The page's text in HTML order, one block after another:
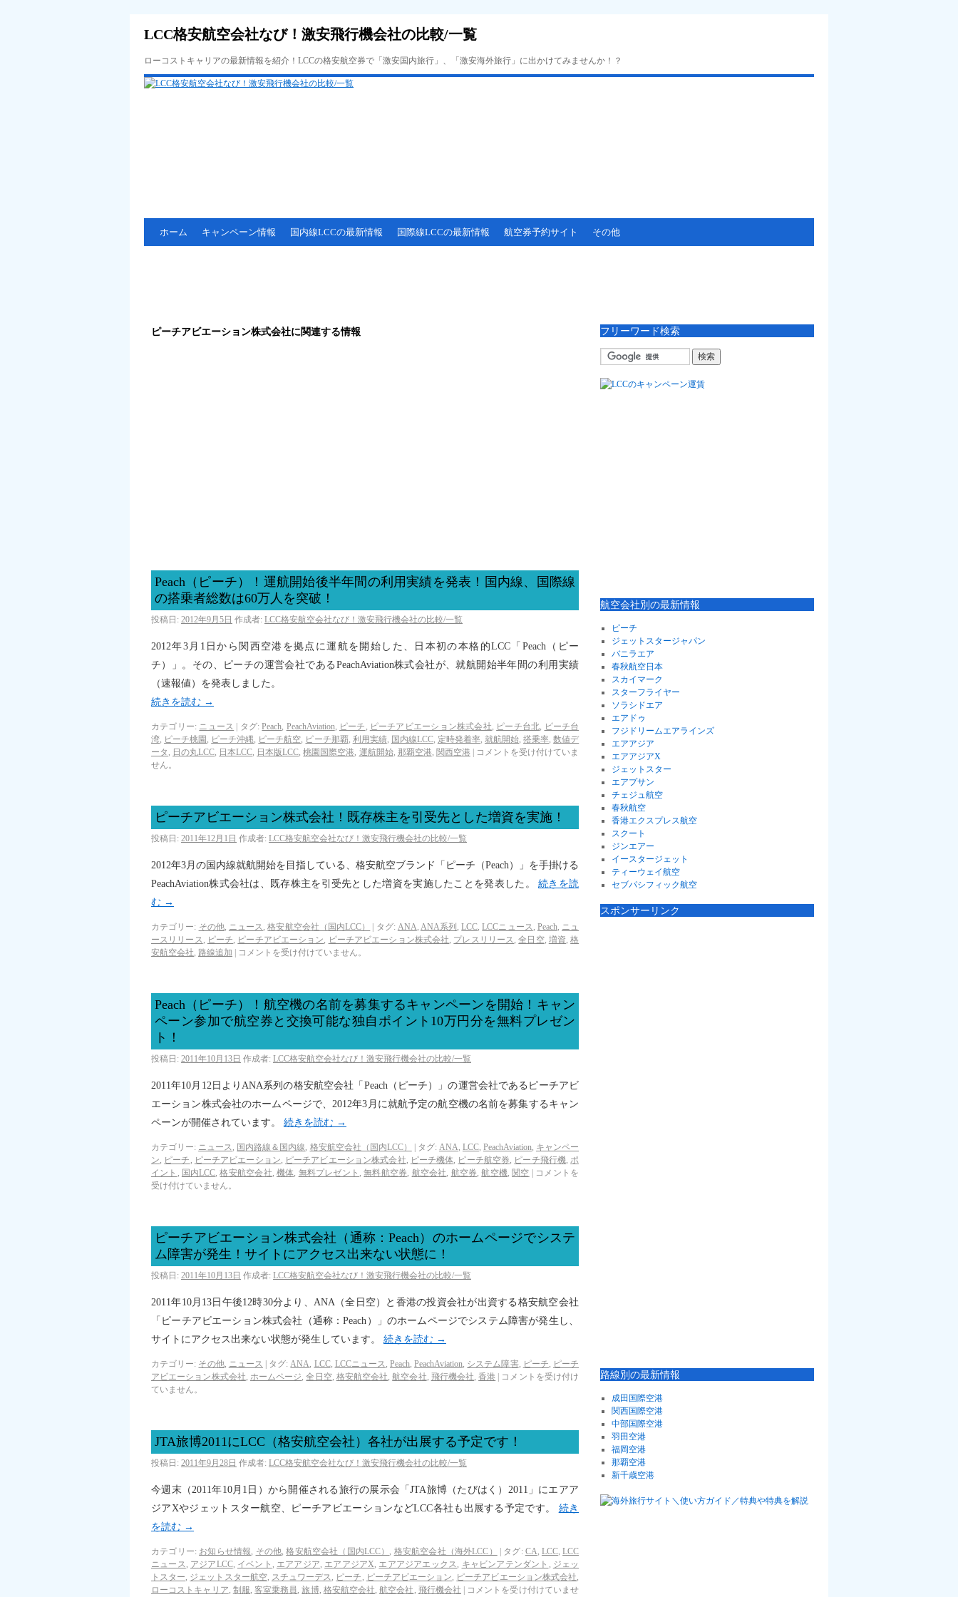
LCC格安航空会社なび！激安飛行機会社の比較/一覧
ローコストキャリアの最新情報を紹介！LCCの格安航空券で「激安国内旅行」、「激安海外旅行」に出かけてみませんか！？
ホーム キャンペーン情報 国内線LCCの最新情報 国際線LCCの最新情報 航空券予約サイト その他
ピーチアビエーション株式会社に関連する情報
Peach（ピーチ）！運航開始後半年間の利用実績を発表！国内線、国際線
の搭乗者総数は60万人を突破！
投稿日: 2012年9月5日 作成者: LCC格安航空会社なび！激安飛行機会社の比較/一覧
2012年3月1日から関西空港を拠点に運航を開始した、日本初の本格的LCC「Peach（ピー
チ）」。その、ピーチの運営会社であるPeachAviation株式会社が、就航開始半年間の利用実績
（速報値）を発表しました。
続きを読む →
カテゴリー: ニュース タグ: Peach, PeachAviation, ピーチ , ピーチアビエーション株式会社, ピーチ台北, ピーチ台
湾, ピーチ桃園 , ピーチ沖縄, ピーチ航空, ピーチ那覇, 利用実績, 国内線LCC, 定時発着率, 就航開始,搭乗率,数値デ
ータ , 日の丸LCC, 日本LCC, 日本版LCC,桃園国際空港, 運航開始, 那覇空港, 関西空港
コメントを受け付けていま
せん。
ピーチアビエーション株式会社！既存株主を引受先とした増資を実施！
投稿日: 2011年12月1日 作成者: LCC格安航空会社なび！激安飛行機会社の比較/一覧
2012年3月の国内線就航開始を目指している、格安航空ブランド「ピーチ（Peach）」を手掛ける
PeachAviation株式会社は、既存株主を引受先とした増資を実施したことを発表した。続きを読
む →
カテゴリー: その他, ニュース,格安航空会社（国内LCC） タグ: ANA, ANA系列 ,LCC,LCCニュース, Peach, ニュ
ースリリース, ピーチ, ピーチアビエーション, ピーチアビエーション株式会社, プレスリリース,全日空, 増資,格
安航空会社, 路線追加 コメントを受け付けていません。
Peach（ピーチ）！航空機の名前を募集するキャンペーンを開始！キャン
ペーン参加で航空券と交換可能な独自ポイント10万円分を無料プレゼン
ト！
投稿日: 2011年10月13日 作成者: LCC格安航空会社なび！激安飛行機会社の比較/一覧
2011年10月12日よりANA系列の格安航空会社「Peach（ピーチ）」の運営会社であるピーチアビ
エーション株式会社のホームページで、2012年3月に就航予定の航空機の名前を募集するキャン
ペーンが開催されています。 続きを読む →
カテゴリー: ニュース, 国内路線＆国内線, 格安航空会社（国内LCC） タグ: ANA, LCC, PeachAviation, キャンペー
ン, ピーチ , ピーチアビエーション, ピーチアビエーション株式会社, ピーチ機体, ピーチ航空券, ピーチ飛行機,ポ
イント , 国内LCC,格安航空会社, 機体, 無料プレゼント ,無料航空券, 航空会社, 航空券,航空機, 関空
コメントを
受け付けていません。
ピーチアビエーション株式会社（通称：Peach）のホームページでシステ
ム障害が発生！サイトにアクセス出来ない状態に！
投稿日: 2011年10月13日 作成者: LCC格安航空会社なび！激安飛行機会社の比較/一覧
2011年10月13日午後12時30分より、ANA（全日空）と香港の投資会社が出資する格安航空会社
「ピーチアビエーション株式会社（通称：Peach）」のホームページでシステム障害が発生し、
サイトにアクセス出来ない状態が発生しています。 続きを読む →
カテゴリー: その他, ニュース タグ: ANA, LCC, LCCニュース,Peach,PeachAviation, システム障害, ピーチ, ピーチ
アビエーション株式会社, ホームページ,全日空, 格安航空会社,航空会社, 飛行機会社,香港
コメントを受け付け
ていません。
JTA旅博2011にLCC（格安航空会社）各社が出展する予定です！
投稿日: 2011年9月28日 作成者: LCC格安航空会社なび！激安飛行機会社の比較/一覧
今週末（2011年10月1日）から開催される旅行の展示会「JTA旅博（たびはく）2011」にエアア
ジアXやジェットスター航空、ピーチアビエーションなどLCC各社も出展する予定です。 続き
を読む →
カテゴリー: お知らせ情報, その他,格安航空会社（国内LCC） , 格安航空会社（海外LCC） タグ: CA, LCC,LCC
ニュース, アジアLCC, イベント , エアアジア, エアアジアX, エアアジアエックス, キャビンアテンダント , ジェッ
トスター, ジェットスター航空, スチュワーデス, ピーチ , ピーチアビエーション, ピーチアビエーション株式会社,
ローコストキャリア, 制服, 客室乗務員,旅博, 格安航空会社,航空会社 , 飛行機会社
コメントを受け付けていませ
フリーワード検索
航空会社別の最新情報
ピーチ
ジェットスタージャパン
バニラエア
春秋航空日本
スカイマーク
スターフライヤー
ソラシドエア
エアドゥ
フジドリームエアラインズ
エアアジア
エアアジアX
ジェットスター
エアプサン
チェジュ航空
春秋航空
香港エクスプレス航空
スクート
ジンエアー
イースタージェット
ティーウェイ航空
セブパシフィック航空
スポンサーリンク
路線別の最新情報
成田国際空港
関西国際空港
中部国際空港
羽田空港
福岡空港
那覇空港
新千歳空港